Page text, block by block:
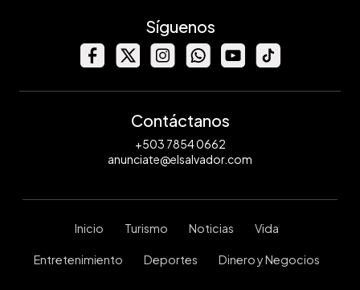
Síguenos
Contáctanos
+503 7854 0662
anunciate@elsalvador.com
Inicio Turismo Noticias Vida
Entretenimiento Deportes Dinero y Negocios